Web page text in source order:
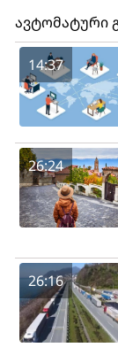
ავტომატური
14:37
26:24
26:16